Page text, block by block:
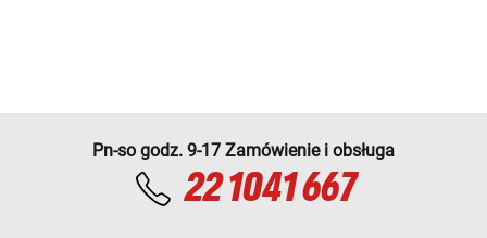
Pn-so godz. 9-17 Zamówienie i obsługa
22 1041 667